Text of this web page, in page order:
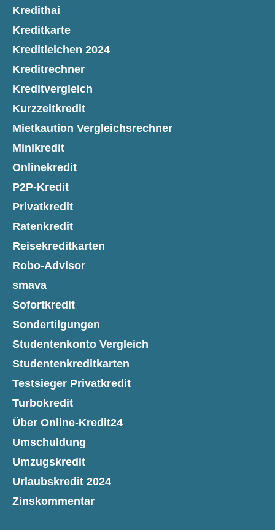
Kredithai
Kreditkarte
Kreditleichen 2024
Kreditrechner
Kreditvergleich
Kurzzeitkredit
Mietkaution Vergleichsrechner
Minikredit
Onlinekredit
P2P-Kredit
Privatkredit
Ratenkredit
Reisekreditkarten
Robo-Advisor
smava
Sofortkredit
Sondertilgungen
Studentenkonto Vergleich
Studentenkreditkarten
Testsieger Privatkredit
Turbokredit
Über Online-Kredit24
Umschuldung
Umzugskredit
Urlaubskredit 2024
Zinskommentar